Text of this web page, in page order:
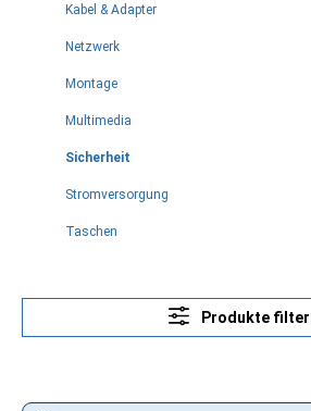
Kabel & Adapter
Netzwerk
Montage
Multimedia
Sicherheit
Stromversorgung
Taschen
Produkte